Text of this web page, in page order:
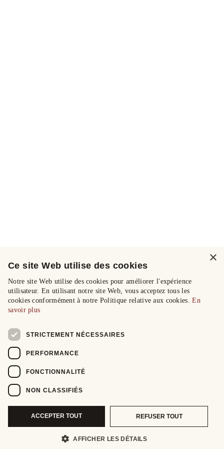
×
Ce site Web utilise des cookies
Notre site Web utilise des cookies pour améliorer l'expérience
utilisateur. En utilisant notre site Web, vous acceptez tous les
cookies conformément à notre Politique relative aux cookies.En
savoir plus
STRICTEMENT NÉCESSAIRES
PERFORMANCE
FONCTIONNALITÉ
NON CLASSIFIÉS
ACCEPTER TOUT REFUSER TOUT
AFFICHER LES DÉTAILS